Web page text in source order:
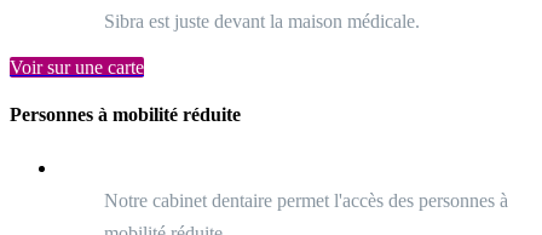
Sibra est juste devant la maison médicale.
Voir sur une carte
Personnes à mobilité réduite
Notre cabinet dentaire permet l'accès des personnes à